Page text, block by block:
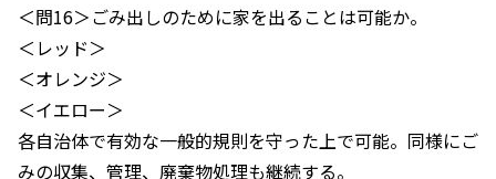
＜問16＞ごみ出しのために家を出ることは可能か。
＜レッド＞
＜オレンジ＞
＜イエロー＞
各自治体で有効な一般的規則を守った上で可能。同様にご
みの収集、管理、廃棄物処理も継続する。